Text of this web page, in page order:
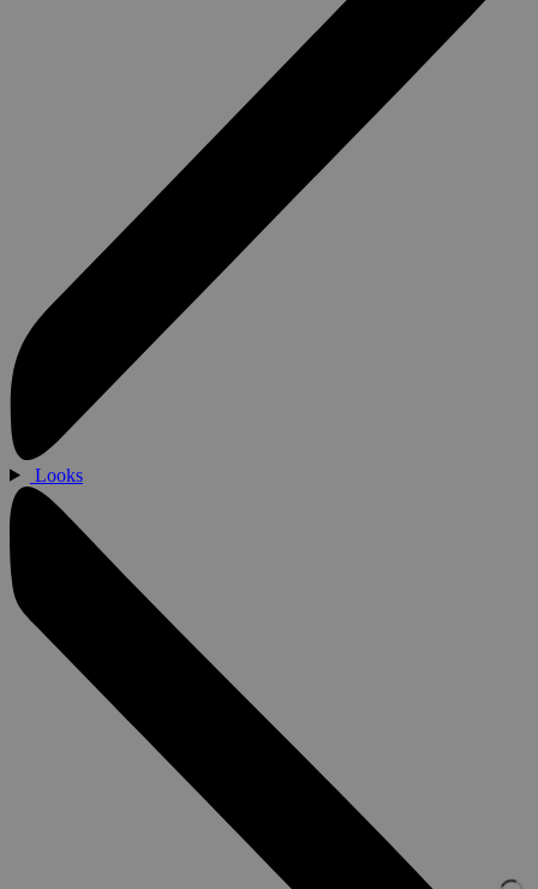
Looks